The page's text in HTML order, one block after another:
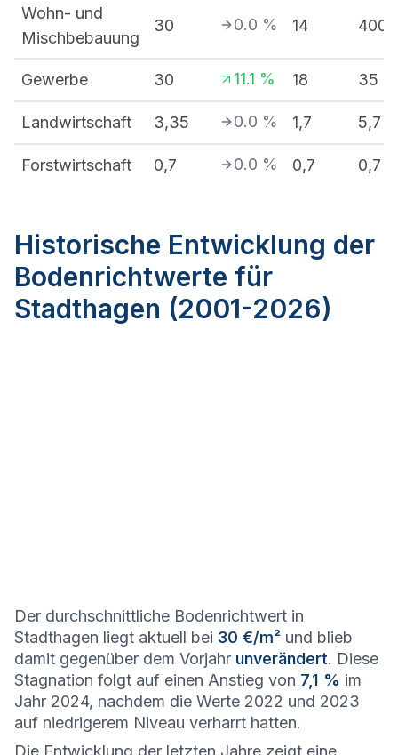
Wohn- und
Mischbebauung
30 0.0 % 14 400
Gewerbe 30 11.1 % 18 35
Landwirtschaft 3,35 0.0 % 1,7 5,7
Forstwirtschaft 0,7 0.0 % 0,7 0,7
Historische Entwicklung der
Bodenrichtwerte für
Stadthagen (2001-2026)
Der durchschnittliche Bodenrichtwert in
Stadthagen liegt aktuell bei 30 €/m² und blieb
damit gegenüber dem Vorjahr unverändert. Diese
Stagnation folgt auf einen Anstieg von 7,1 % im
Jahr 2024, nachdem die Werte 2022 und 2023
auf niedrigerem Niveau verharrt hatten.
Die Entwicklung der letzten Jahre zeigt eine